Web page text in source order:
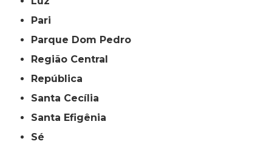
Pari
Parque Dom Pedro
Região Central
República
Santa Cecília
Santa Efigênia
Sé